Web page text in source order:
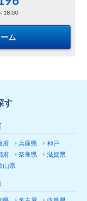
18:00
ム
す
府 兵庫県
神戸
府
奈良県
滋賀県
山県